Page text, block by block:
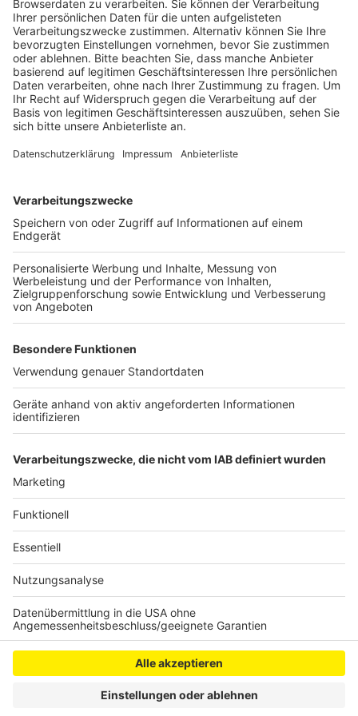
Anzeige
Veröffentlicht:Montag, 27.11.2023 13:35
Anzeige
Danach sind vor allem Wettbüros, Cafés und
Restaurants kontrolliert worden, aber auch Shishabars.
Laut der Zollermittler sind dabei rund 120
Darunter waren auch zahlreiche Beutel und
Plastikdosen mit kiloweise Wasserpfeifentabak, bei
dem es sich wahrscheinlich um illegal hergestellten
Tabak handelt, heißt es. Die Gewinnspanne ist dabei
häufig höher als beim Drogenhandel, heißt es vom Zoll.
Außerdem sind in den rund 30 kontrollierten Objekten
80 Mitarbeiterinnen und Mitarbeiter überprüft worden.
In drei Fällen gab es erste Hinweise, dass die
Mitarbeiter nicht zur Sozialversicherung angemeldet
wurden und in einem Fall wurde nicht der Mindestlohn
gezahlt. Und in einer Restaurantküche in Köln-Merheim
trafen die Ermittler auf zwei Mitarbeiter, die keine
Arbeits- und Aufenthaltserlaubnis hatten.
Anzeige
Anzeige